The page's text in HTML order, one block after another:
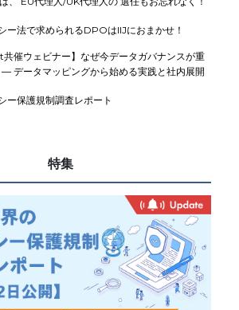
ー法で求められるDPOはIIJにおまかせ！
共催ウェビナー】なぜ今データガバナンスが重
データマッピングから始める実践と社内展開
ー保護規制調査レポート
特集